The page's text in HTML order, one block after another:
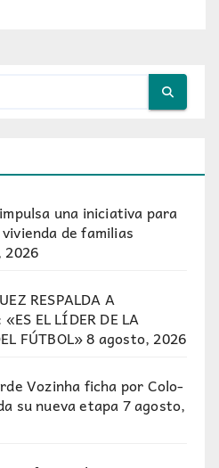
una iniciativa para
de familias
2026
RESPALDA A
EL LÍDER DE LA
FÚTBOL»8 agosto, 2026
Vozinha ficha por Colo-
su nueva etapa7 agosto,